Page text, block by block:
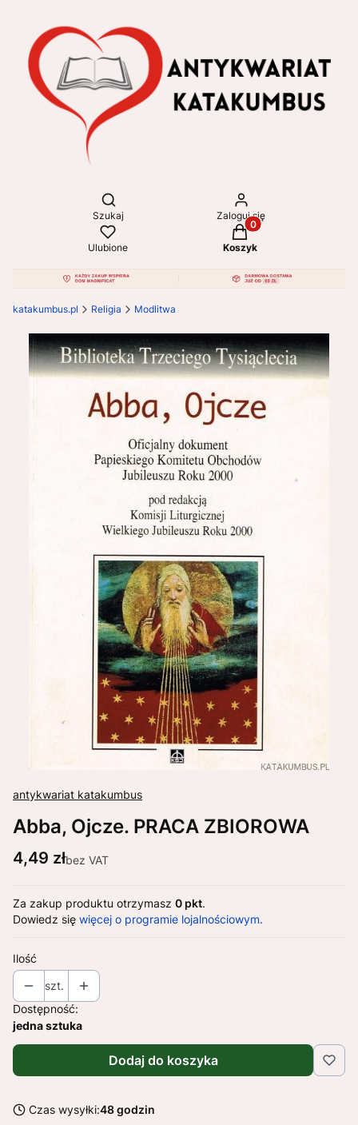
Otwórz wyszukiwarkę
Szukaj Zaloguj się
Ulubione
Produkty w koszyku:
Koszyk
katakumbus.pl Religia Modlitwa
antykwariat katakumbus
Abba, Ojcze. PRACA ZBIOROWA
Cena
4,49 złbez VAT
Za zakup produktu otrzymasz 0 pkt.
Dowiedz się więcej o programie lojalnościowym.
Ilość
szt.
Dostępność:
jedna sztuka
Dodaj do koszyka
Czas wysyłki:48 godzin